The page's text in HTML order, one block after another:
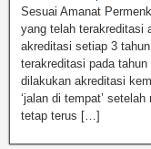
Sesuai Amanat
yang telah terakreditasi
akreditasi setiap 3
terakreditasi pada
dilakukan akreditasi
‘jalan di tempat’
tetap terus […]